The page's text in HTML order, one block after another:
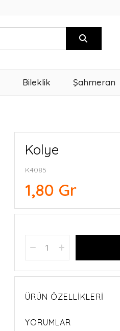
Bileklik Şahmeran
Kolye
K4085
1,80 Gr
ÜRÜN ÖZELLIKLERI
YORUMLAR